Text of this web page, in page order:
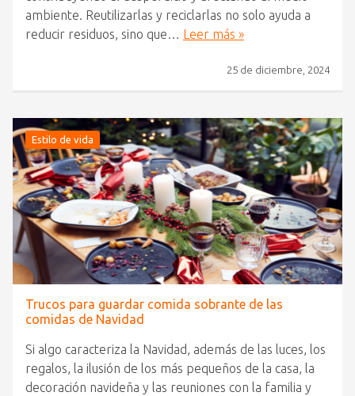
ambiente. Reutilizarlas y reciclarlas no solo ayuda a
reducir residuos, sino que… Leer más »
25 de diciembre, 2024
Estilo de vida
Trucos para guardar comida sobrante de las
comidas de Navidad
Si algo caracteriza la Navidad, además de las luces, los
regalos, la ilusión de los más pequeños de la casa, la
decoración navideña y las reuniones con la familia y